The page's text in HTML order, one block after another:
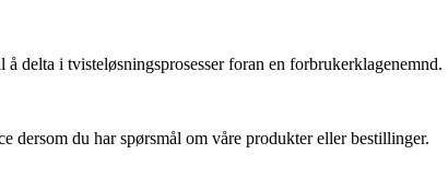
delta i tvisteløsningsprosesser foran en forbrukerklagenemnd.
dersom du har spørsmål om våre produkter eller bestillinger.